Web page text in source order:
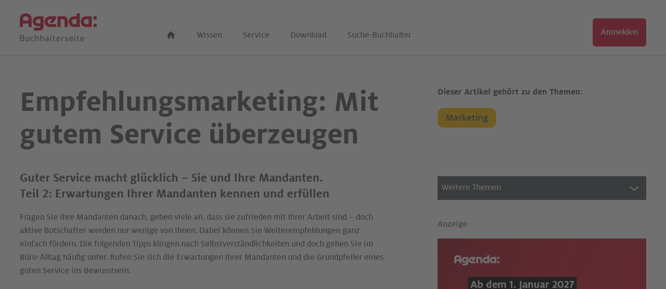
Wissen Service Download Suche-Buchhalter Anmelden
Empfehlungsmarketing: Mit
gutem Service überzeugen
Guter Service macht glücklich – Sie und Ihre Mandanten.
Teil 2: Erwartungen Ihrer Mandanten kennen und erfüllen
Fragen Sie Ihre Mandanten danach, geben viele an, dass sie zufrieden mit Ihrer Arbeit sind – doch
aktive Botschafter werden nur wenige von ihnen. Dabei können Sie Weiterempfehlungen ganz
einfach fördern. Die folgenden Tipps klingen nach Selbstverständlichkeiten und doch gehen Sie im
Büro-Alltag häufig unter. Rufen Sie sich die Erwartungen Ihrer Mandanten und die Grundpfeiler eines
guten Service ins Bewusstsein.
Dieser Artikel gehört zu den Themen:
Marketing
Weitere Themen
Anzeige